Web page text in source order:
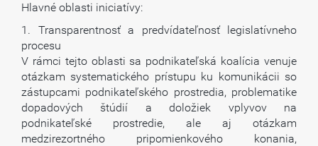
Hlavné oblasti iniciatívy:
1. Transparentnosť a predvídateľnosť legislatívneho
procesu
V rámci tejto oblasti sa podnikateľská koalícia venuje
otázkam systematického prístupu ku komunikácii so
zástupcami podnikateľského prostredia, problematike
dopadových štúdií a doložiek vplyvov na
podnikateľské prostredie, ale aj otázkam
medzirezortného pripomienkového konania,